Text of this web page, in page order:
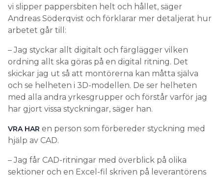
vi slipper pappersbiten helt och hållet, säger
Andreas Söderqvist och förklarar mer detaljerat hur
arbetet går till:
– Jag styckar allt digitalt och färglägger vilken
ordning allt ska göras på en digital ritning. Det
skickar jag ut så att montörerna kan måtta själva
och se helheten i 3D-modellen. De ser helheten
med alla andra yrkesgrupper och förstår varför jag
har gjort vissa styckningar, säger han.
VRA HAR en person som förbereder styckning med
hjälp av CAD.
– Jag får CAD-ritningar med överblick på olika
sektioner och en Excel-fil skriven på leverantörens